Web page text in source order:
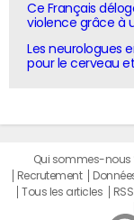
Ce Français
violence grâce à
Les neurologues
pour le cerveau
Qui sommes-nous
Recrutement
Tous les articles
RSS